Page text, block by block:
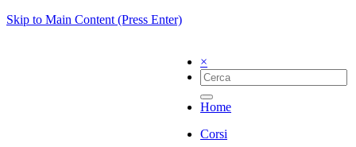
Skip to Main Content (Press Enter)
×
Home
Corsi